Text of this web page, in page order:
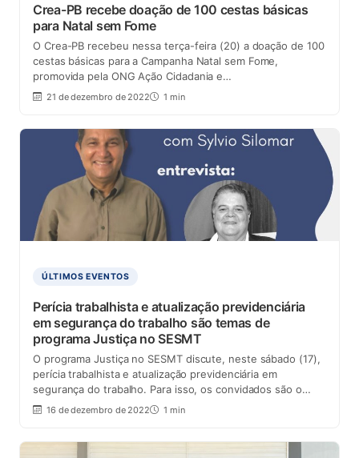
Crea-PB recebe doação de 100 cestas básicas
para Natal sem Fome
O Crea-PB recebeu nessa terça-feira (20) a doação de 100
cestas básicas para a Campanha Natal sem Fome,
promovida pela ONG Ação Cidadania e…
21 de dezembro de 2022 1 min
ÚLTIMOS EVENTOS
Perícia trabalhista e atualização previdenciária
em segurança do trabalho são temas de
programa Justiça no SESMT
O programa Justiça no SESMT discute, neste sábado (17),
perícia trabalhista e atualização previdenciária em
segurança do trabalho. Para isso, os convidados são o…
16 de dezembro de 2022 1 min